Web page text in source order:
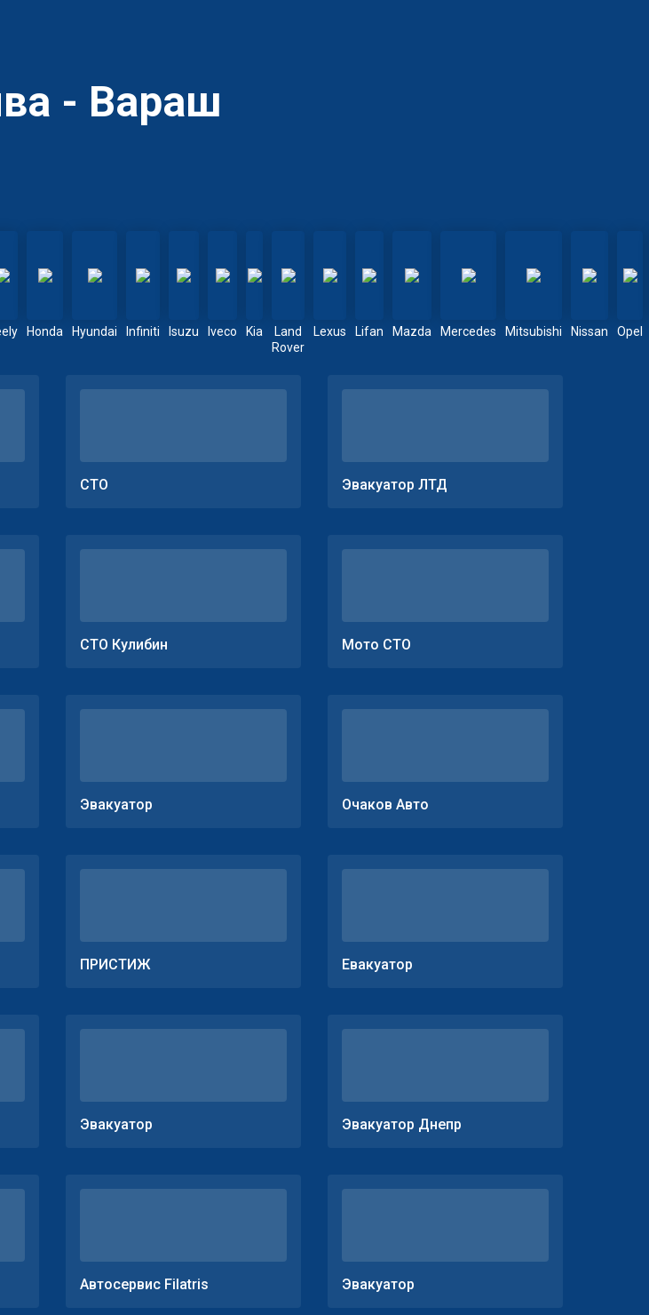
- Вараш
Honda Hyundai Infiniti Isuzu Iveco Kia
Land
Rover
Lexus Lifan Mazda Mercedes Mitsubishi Nissan Opel
СТО Эвакуатор ЛТД
СТО Кулибин Мото СТО
Эвакуатор Очаков Авто
ПРИСТИЖ Евакуатор
Эвакуатор Эвакуатор Днепр
Автосервис Filatris Эвакуатор